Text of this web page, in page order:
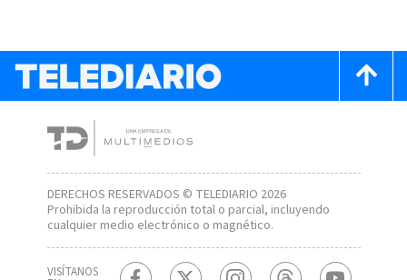
DERECHOS RESERVADOS © TELEDIARIO 2026
Prohibida la reproducción total o parcial, incluyendo
cualquier medio electrónico o magnético.
VISÍTANOS